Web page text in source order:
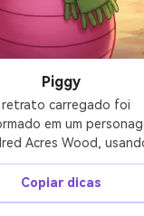
Piggy
retrato carregado foi
em um
Acres Wood,
animação 3D
ao filme de
de 2011 Winnie the
Copiar dicas